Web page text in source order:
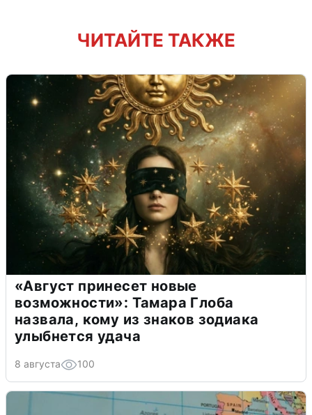
ЧИТАЙТЕ ТАКЖЕ
«Август принесет новые
возможности»: Тамара Глоба
назвала, кому из знаков зодиака
улыбнется удача
8 августа 100